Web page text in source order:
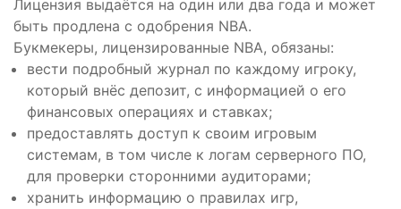
Лицензия выдаётся на один или два года и может
быть продлена с одобрения NBA.
Букмекеры, лицензированные NBA, обязаны:
вести подробный журнал по каждому игроку,
который внёс депозит, с информацией о его
финансовых операциях и ставках;
предоставлять доступ к своим игровым
системам, в том числе к логам серверного ПО,
для проверки сторонними аудиторами;
хранить информацию о правилах игр,